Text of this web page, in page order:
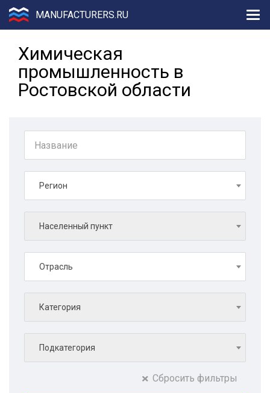
MANUFACTURERS.RU
Химическая
промышленность в
Ростовской области
Регион
Населенный пункт
Отрасль
Категория
Подкатегория
Сбросить фильтры